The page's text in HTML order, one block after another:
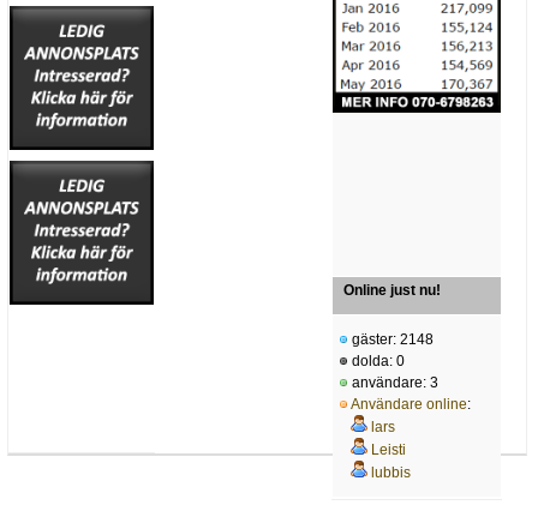
Online just nu!
gäster: 2148
dolda: 0
användare: 3
Användare online:
lars
Leisti
lubbis